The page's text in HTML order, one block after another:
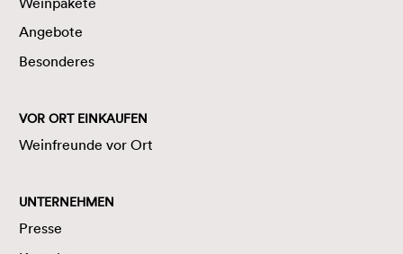
Angebote
Besonderes
VOR ORT EINKAUFEN
Weinfreunde vor Ort
UNTERNEHMEN
Presse